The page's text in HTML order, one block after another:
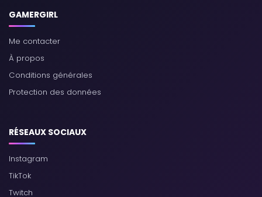
GAMERGIRL
Me contacter
À propos
Conditions générales
Protection des données
RÉSEAUX SOCIAUX
Instagram
TikTok
Twitch